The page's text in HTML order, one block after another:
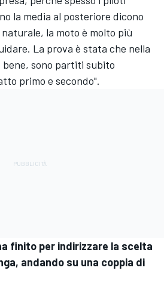
la media al posteriore dicono
la moto è molto più
La prova è stata che nella
sono partiti subito
primo e secondo".
finito per indirizzare la scelta
andando su una coppia di